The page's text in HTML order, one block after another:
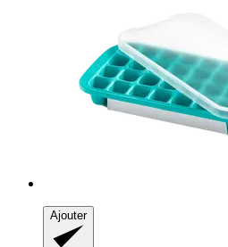
Ajouter